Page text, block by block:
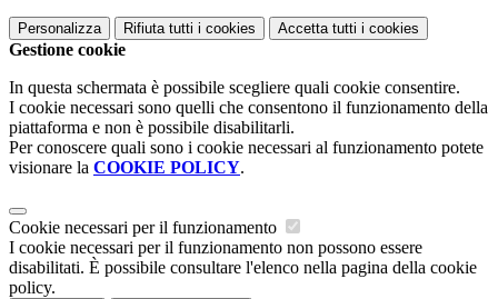
Personalizza Rifiuta tutti i cookies Accetta tutti i cookies
Gestione cookie
In questa schermata è possibile scegliere quali cookie consentire.
I cookie necessari sono quelli che consentono il funzionamento della
piattaforma e non è possibile disabilitarli.
Per conoscere quali sono i cookie necessari al funzionamento potete
visionare la COOKIE POLICY.
Cookie necessari per il funzionamento
I cookie necessari per il funzionamento non possono essere
disabilitati. È possibile consultare l'elenco nella pagina della cookie
policy.